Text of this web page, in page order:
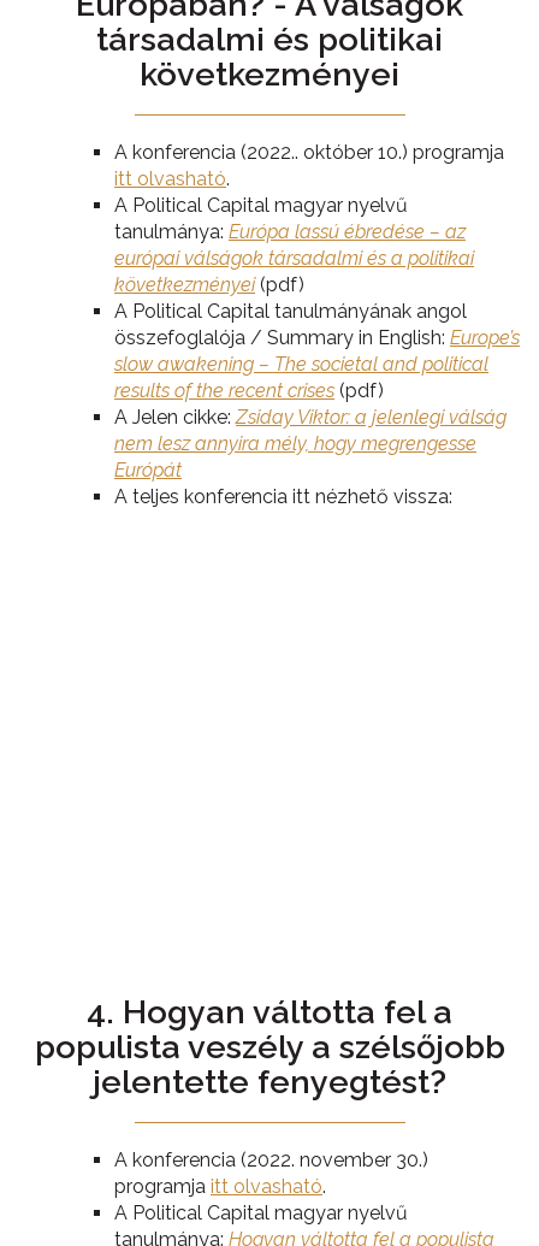
társadalmi és politikai
következményei
A konferencia (2022.. október 10.) programja
itt olvasható.
A Political Capital magyar nyelvű
tanulmánya: Európa lassú ébredése – az
európai válságok társadalmi és a politikai
következményei (pdf)
A Political Capital tanulmányának angol
összefoglalója / Summary in English: Europe’s
slow awakening – The societal and political
results of the recent crises (pdf)
A Jelen cikke:Zsiday Viktor: a jelenlegi válság
nem lesz annyira mély, hogy megrengesse
Európát
A teljes konferencia itt nézhető vissza:
4. Hogyan váltotta fel a
populista veszély a szélsőjobb
jelentette fenyegtést?
A konferencia (2022. november 30.)
programja itt olvasható.
A Political Capital magyar nyelvű
tanulmánya: Hogyan váltotta fel a populista